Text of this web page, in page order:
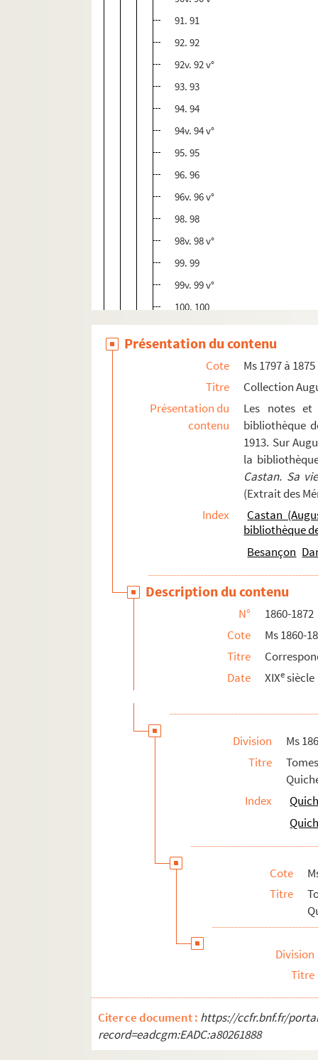
91. 91
92. 92
92v. 92 v°
93. 93
94. 94
94v. 94 v°
95. 95
96. 96
96v. 96 v°
98. 98
98v. 98 v°
99. 99
99v. 99 v°
100. 100
101. 101
101v. 101 v°
102. 102
102v. 102 v°
106v. 106 v°
114v. 114 v°
116v. 116 v°
117. 117
119. 119
119v. 119 v°
Présentation du contenu
Cote
Ms 1797 à 1875
Titre
Collection
Présentation du
contenu
Les notes
bibliothèque
1913. Sur
la
Castan. Sa
(Extrait des
Index
Castan
bibliothèque
Besançon
Description du contenu
N°
1860-1872
Cote
Ms 1860-
Titre
Date
XIXesiècle
Division
Ms
Titre
Index
Cote
Titre
Division
Titre
Citer ce document : https://ccfr.bnf.fr/
record=eadcgm:EADC:a80261888